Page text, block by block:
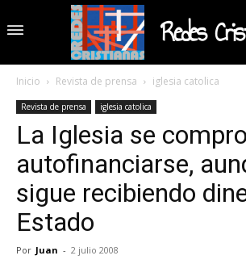
Redes
Inicio Revista de prensa iglesia catolica
Revista de prensa iglesia catolica
La Iglesia se
autofinanciarse,
sigue recibiendo
Estado
Por Juan - 2 julio 2008